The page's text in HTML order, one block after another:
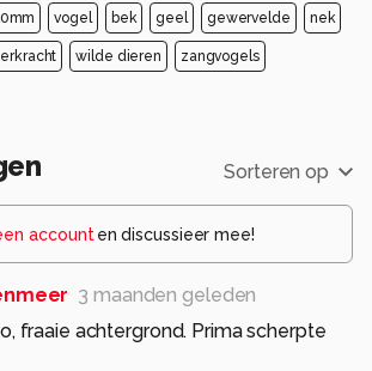
vogel bek geel gewervelde nek
wilde dieren zangvogels
Sorteren op
account en discussieer mee!
3 maanden geleden
fraaie achtergrond. Prima scherpte